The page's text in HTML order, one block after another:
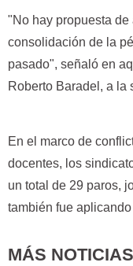
"No hay propuesta
consolidación de la
pasado", señaló en
Roberto Baradel, a la
En el marco de
docentes, los
un total de 29 paros,
también fue
MÁS NOTICIAS